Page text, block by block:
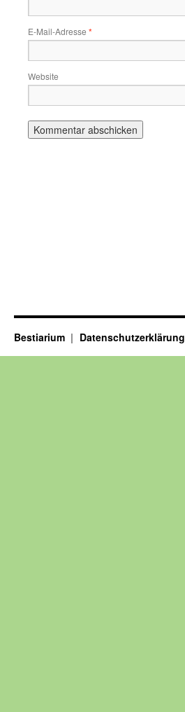
E-Mail-Adresse *
Website
Bestiarium Datenschutzerklärung